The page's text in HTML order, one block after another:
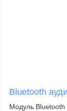
Bluetooth
Модуль Bluetooth